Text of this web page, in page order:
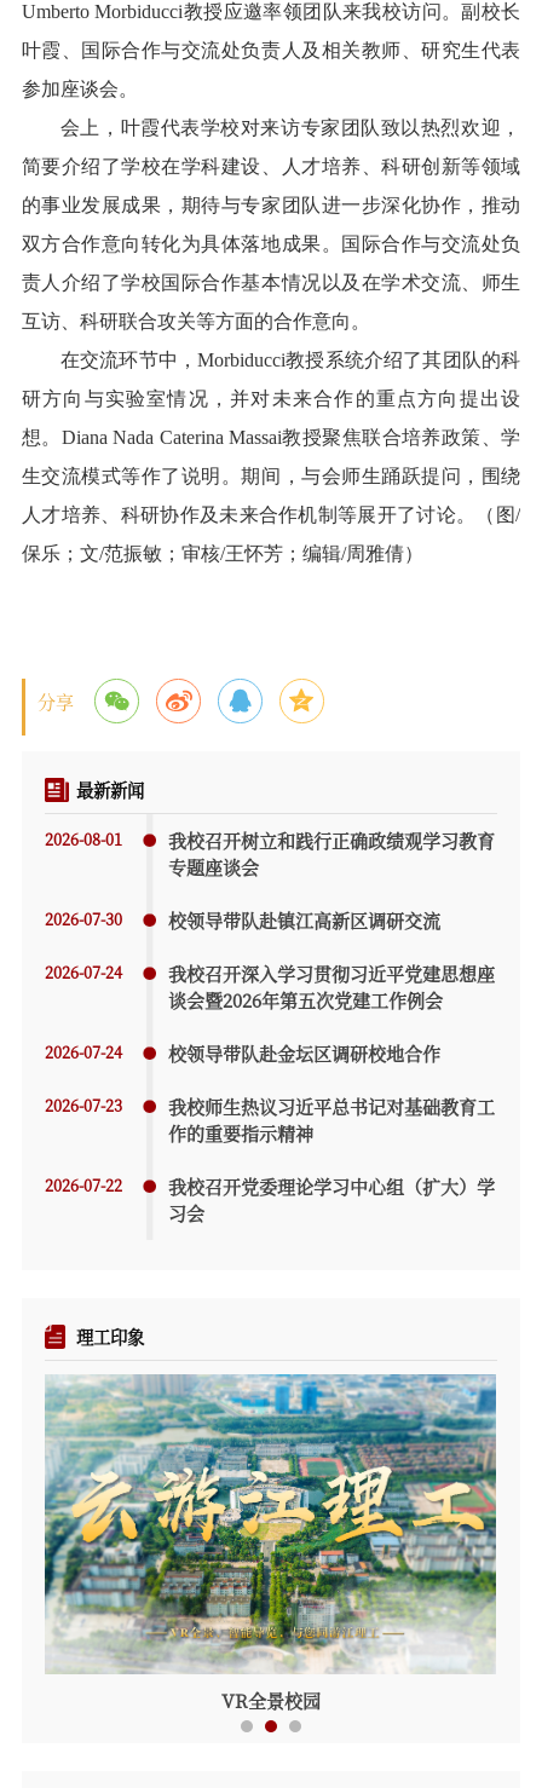
Umberto Morbiducci教授应邀率领团队来我校访问。副校长
叶霞、国际合作与交流处负责人及相关教师、研究生代表
参加座谈会。
会上，叶霞代表学校对来访专家团队致以热烈欢迎，
简要介绍了学校在学科建设、人才培养、科研创新等领域
的事业发展成果，期待与专家团队进一步深化协作，推动
双方合作意向转化为具体落地成果。国际合作与交流处负
责人介绍了学校国际合作基本情况以及在学术交流、师生
互访、科研联合攻关等方面的合作意向。
在交流环节中，Morbiducci教授系统介绍了其团队的科
研方向与实验室情况，并对未来合作的重点方向提出设
想。Diana Nada Caterina Massai教授聚焦联合培养政策、学
生交流模式等作了说明。期间，与会师生踊跃提问，围绕
人才培养、科研协作及未来合作机制等展开了讨论。
（图/
保乐；文/范振敏；审核/王怀芳；编辑/周雅倩）
分享
最新新闻
2026-08-01
我校召开树立和践行正确政绩观学习教育
专题座谈会
2026-07-30 校领导带队赴镇江高新区调研交流
2026-07-24
我校召开深入学习贯彻习近平党建思想座
谈会暨2026年第五次党建工作例会
2026-07-24 校领导带队赴金坛区调研校地合作
2026-07-23
我校师生热议习近平总书记对基础教育工
作的重要指示精神
2026-07-22
我校召开党委理论学习中心组（扩大）学
习会
理工印象
VR全景校园